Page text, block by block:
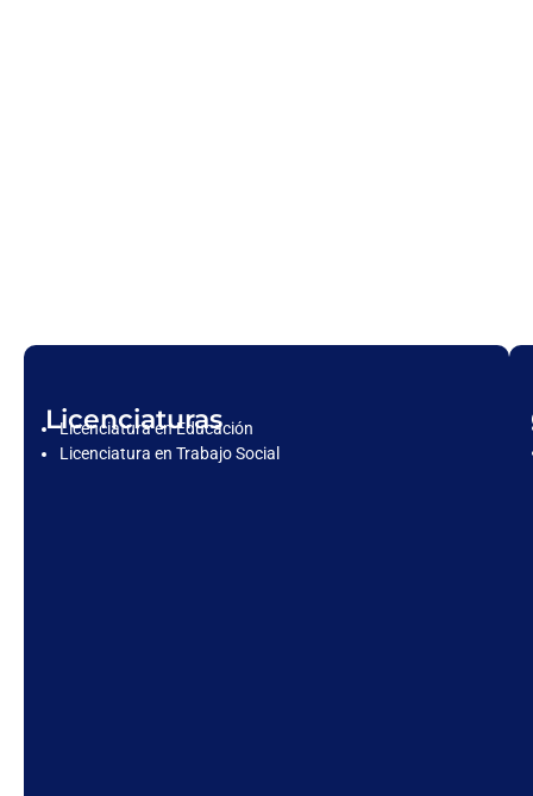
Licenciaturas
Licenciatura en Educación
Licenciatura en Trabajo Social